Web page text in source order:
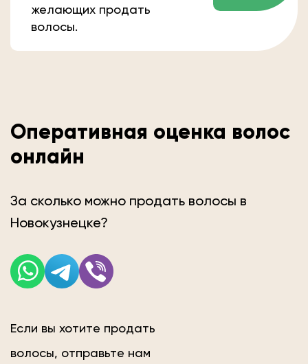
желающих продать
волосы.
Оперативная оценка волос
онлайн
За сколько можно продать волосы в
Новокузнецке?
Если вы хотите продать
волосы, отправьте нам